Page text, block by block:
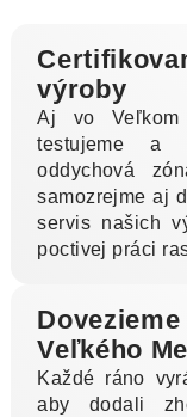
výroby
Aj vo Veľkom
testujeme a
oddychová
samozrejme aj
servis našich
poctivej práci
Veľkého
Každé ráno
aby dodali